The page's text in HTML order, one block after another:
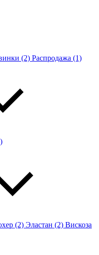
(2) Распродажа (1)
(2) Эластан (2) Вискоза